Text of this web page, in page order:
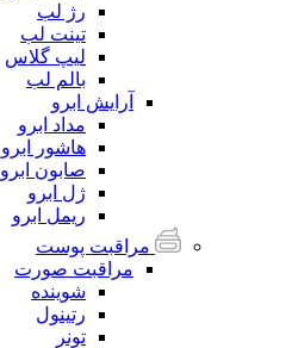
رژ لب
تینت لب
لیپ گلاس
بالم لب
آرایش ابرو
مداد ابرو
هاشور ابرو
صابون ابرو
ژل ابرو
ریمل ابرو
مراقبت پوست
مراقبت صورت
شوینده
رتینول
تونر